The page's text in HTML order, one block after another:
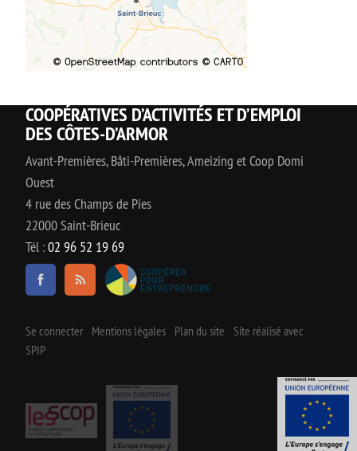
COOPÉRATIVES D’ACTIVITÉS ET D’EMPLOI
DES CÔTES-D’ARMOR
Avant-Premières, Bâti-Premières, Ameizing et Coop Domi
Ouest
4 rue des Champs de Pies
22000 Saint-Brieuc
Tél :02 96 52 19 69
Se connecter Mentions légales Plan du site
Site réalisé avec
SPIP